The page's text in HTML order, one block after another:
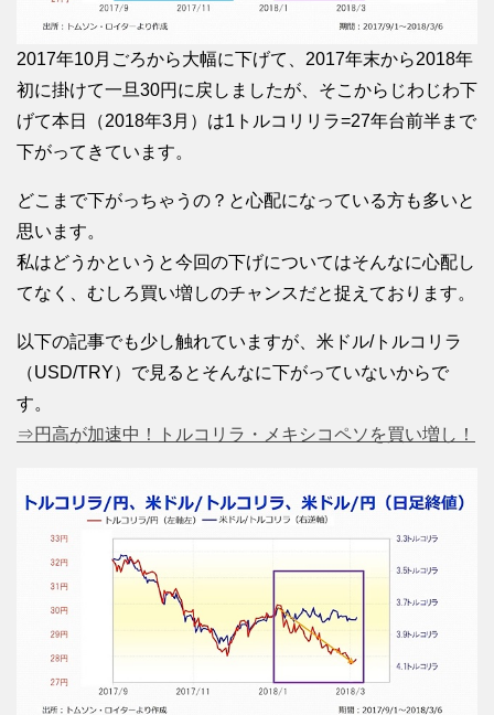
2017年10月ごろから大幅に下げて、2017年末から2018年
初に掛けて一旦30円に戻しましたが、そこからじわじわ下
げて本日（2018年3月）は1トルコリリラ=27年台前半まで
下がってきています。
どこまで下がっちゃうの？と心配になっている方も多いと
思います。
私はどうかというと今回の下げについてはそんなに心配し
てなく、むしろ買い増しのチャンスだと捉えております。
以下の記事でも少し触れていますが、米ドル/トルコリラ
（USD/TRY）で見るとそんなに下がっていないからで
す。
⇒円高が加速中！トルコリラ・メキシコペソを買い増し！